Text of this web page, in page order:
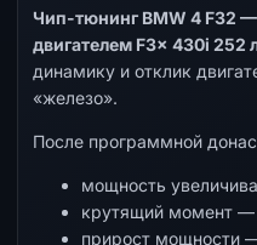
Чип-тюнинг BMW 4 F32
двигателем F3x 430i 252
динамику и отклик
«железо».
После программной
мощность
крутящий момент —
прирост мощности